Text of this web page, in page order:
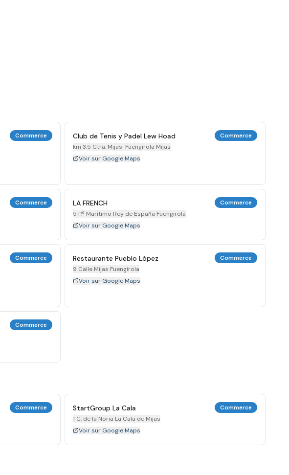
Commerce Club de Tenis y Padel Lew Hoad
km 3.5 Ctra. Mijas-Fuengirola Mijas
Commerce
Voir sur Google Maps
Commerce LA FRENCH
5 P.º Marítimo Rey de España Fuengirola
Commerce
Voir sur Google Maps
Commerce Restaurante Pueblo López
9 Calle Mijas Fuengirola
Commerce
Voir sur Google Maps
Commerce
Commerce StartGroup La Cala
1 C. de la Noria La Cala de Mijas
Commerce
Voir sur Google Maps